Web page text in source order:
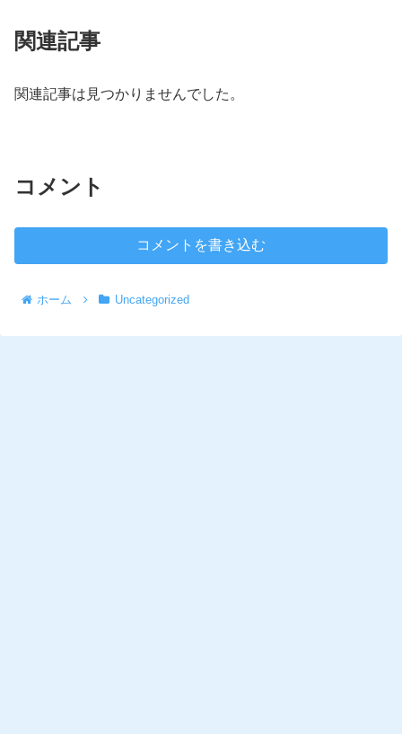
関連記事
関連記事は見つかりませんでした。
コメント
コメントを書き込む
ホーム Uncategorized